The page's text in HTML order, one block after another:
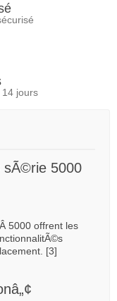
jours
sÃ©rie 5000
5000 offrent les
[3]